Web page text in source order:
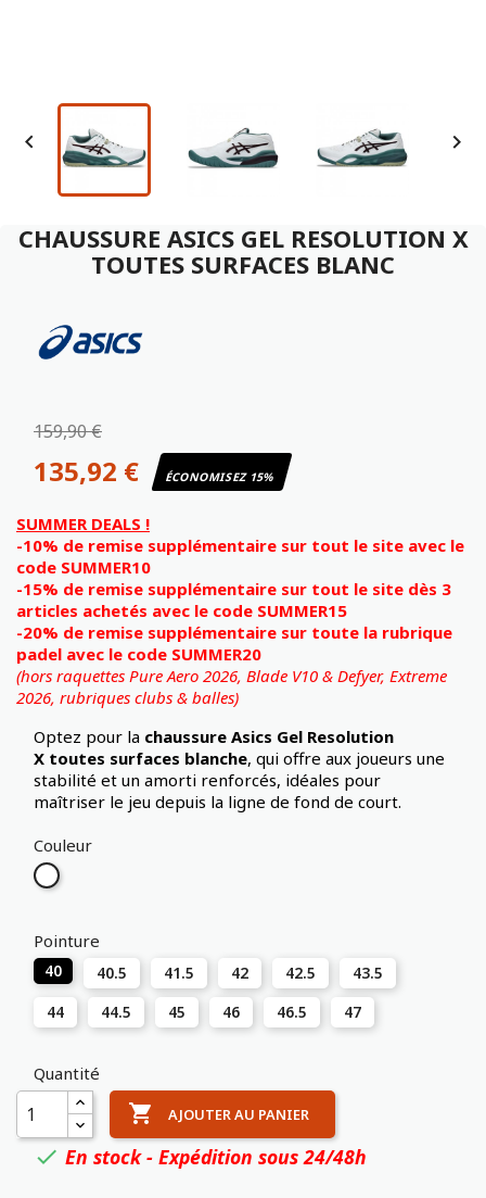
 
CHAUSSURE ASICS GEL RESOLUTION X
TOUTES SURFACES BLANC
159,90 €
135,92 € ÉCONOMISEZ 15%
SUMMER DEALS !
-10% de remise supplémentaire sur tout le site avec le
code SUMMER10
-15% de remise supplémentaire sur tout le site dès 3
articles achetés avec le code SUMMER15
-20% de remise supplémentaire sur toute la rubrique
padel avec le code SUMMER20
(hors raquettes Pure Aero 2026, Blade V10 & Defyer, Extreme
2026, rubriques clubs & balles)
Optez pour la chaussure Asics Gel Resolution
X toutes surfaces blanche, qui offre aux joueurs une
stabilité et un amorti renforcés, idéales pour
maîtriser le jeu depuis la ligne de fond de court.
Couleur
Blanc
Pointure
40 40.5 41.5 42 42.5
43.5
44
44.5 45 46 46.5 47
Quantité
 AJOUTER AU PANIER
 En stock - Expédition sous 24/48h